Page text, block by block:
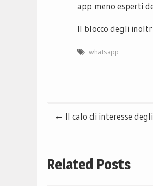
app meno esperti
Il blocco degli
whatsapp
Navigazione
Il calo di interesse
Related Posts